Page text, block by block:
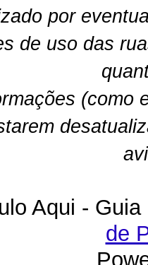
por
de uso das
(como
Aqui -
de